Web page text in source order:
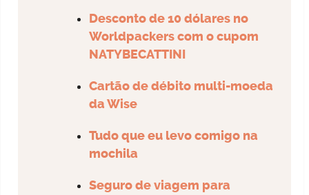
Desconto de 10 dólares no
Worldpackers com o cupom
NATYBECATTINI
Cartão de débito multi-moeda
da Wise
Tudo que eu levo comigo na
mochila
Seguro de viagem para